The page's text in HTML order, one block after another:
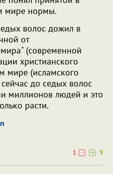
мире нормы.
волос дожил в
от
(современной
христианского
мире (исламского
до седых волос
миллионов людей и это
расти.
1
9